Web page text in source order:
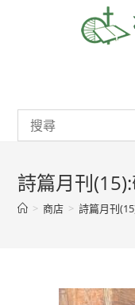
詩篇月刊
> 商店 > 詩篇月刊